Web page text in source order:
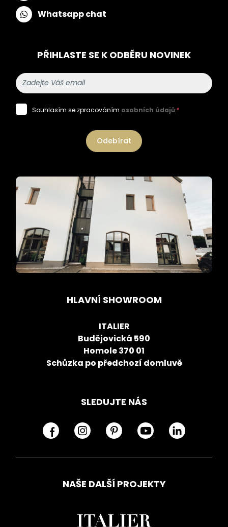
Whatsapp chat
PŘIHLASTE SE K ODBĚRU NOVINEK
Souhlasím se zpracováním osobních údajů *
Odebírat
HLAVNÍ SHOWROOM
ITALIER
Budějovická 590
Homole 370 01
Schůzka po předchozí domluvě
SLEDUJTE NÁS
NAŠE DALŠÍ PROJEKTY